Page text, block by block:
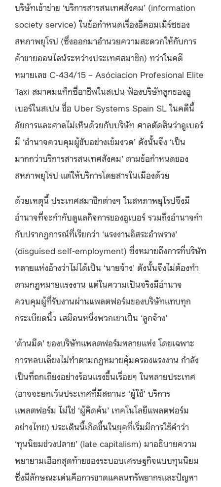
บริษัทเข้าข่าย ‘บริการสารสนเทศสังคม’ (information
society service) ในข้อกำหนดเรื่องอีคอมเมิร์ซของ
สหภาพยุโรป (ซึ่งออกมาอำนวยความสะดวกให้กับการ
ค้าขายออนไลน์ระหว่างประเทศสมาชิก) ทว่าในคดี
หมายเลข C-434/15 – Asóciacion Profesional Elite
Taxi สมาคมแท็กซี่อาชีพในสเปน ฟ้องบริษัทลูกของอู
เบอร์ในสเปน ชื่อ Uber Systems Spain SL ในคดีนี้
อัยการและศาลไม่เห็นด้วยกับบริษัท ศาลตัดสินว่าอูเบอร์
มี ‘อำนาจควบคุมผู้ขับอย่างเข้มงวด’ ดังนั้นจึง ‘เป็น
มากกว่าบริการสารสนเทศสังคม’ ตามข้อกำหนดของ
สหภาพยุโรป แต่ให้บริการโดยสารในเมืองด้วย
ด้วยเหตุนี้ ประเทศสมาชิกต่างๆ ในสหภาพยุโรปจึงมี
อำนาจที่จะกำกับดูแลกิจการของอูเบอร์ รวมถึงอำนาจกำ
กับปรากฎการณ์ที่เรียกว่า ‘แรงงานอิสระอำพราง’
(disguised self-employment) ซึ่งหมายถึงการที่บริษัท
หลายแห่งอ้างว่าไม่ได้เป็น ‘นายจ้าง’ ดังนั้นจึงไม่ต้องทำ
ตามกฎหมายแรงงาน แต่ในความเป็นจริงมีอำนาจ
ควบคุมผู้ที่รับงานผ่านแพลตฟอร์มของบริษัทแทบทุก
กระเบียดนิ้ว เสมือนหนึ่งพวกเขาเป็น ‘ลูกจ้าง’
‘ด้านมืด’ ของบริษัทแพลตฟอร์มหลายแห่ง โดยเฉพาะ
การหลบเลี่ยงไม่ทำตามกฎหมายคุ้มครองแรงงาน กำลัง
เป็นที่ถกเถียงอย่างร้อนแรงขึ้นเรื่อยๆ ในหลายประเทศ
(อาจจะยกเว้นประเทศที่มีสถานะ ‘ผู้ใช้’ บริการ
แพลตฟอร์ม ไม่ใช่ ‘ผู้คิดค้น’ เทคโนโลยีแพลตฟอร์ม
อย่างไทย) ประเด็นนี้เกิดขึ้นในยุคที่เริ่มมีการใช้คำว่า
‘ทุนนิยมช่วงปลาย’ (late capitalism) มาอธิบายความ
พยายามเฮือกสุดท้ายของระบอบเศรษฐกิจแบบทุนนิยม
ซึ่งมีลักษณะเด่นคือการขาดแคลนทรัพยากรและปัญหา